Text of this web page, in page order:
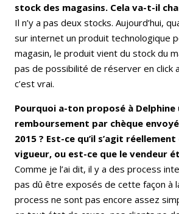
stock des magasins. Cela va-t-il
Il n’y a pas deux stocks. Aujourd’hui,
sur internet un produit technologique
magasin, le produit vient du stock du
pas de possibilité de réserver en click
c’est vrai.
Pourquoi a-ton proposé à Delphine
remboursement par chèque
2015 ? Est-ce qu’il s’agit
vigueur, ou est-ce que le vendeur
Comme je l’ai dit, il y a des process
pas dû être exposés de cette façon à
process ne sont pas encore assez